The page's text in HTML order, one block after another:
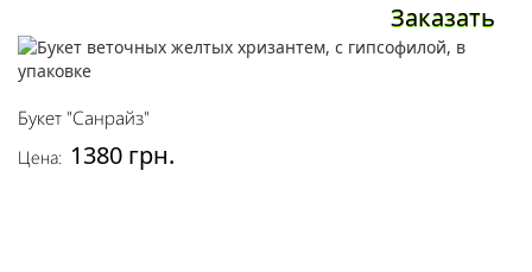
Заказать
Букет "Санрайз"
Цена: 1380 грн.